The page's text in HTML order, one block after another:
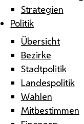
Strategien
Politik
Übersicht
Bezirke
Stadtpolitik
Landespolitik
Wahlen
Mitbestimmen